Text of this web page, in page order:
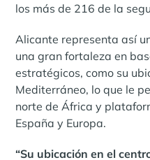
los más de 216 de la
Alicante representa así
una gran fortaleza en
estratégicos, como su
Mediterráneo, lo que le
norte de África y
España y Europa.
“Su ubicación en el